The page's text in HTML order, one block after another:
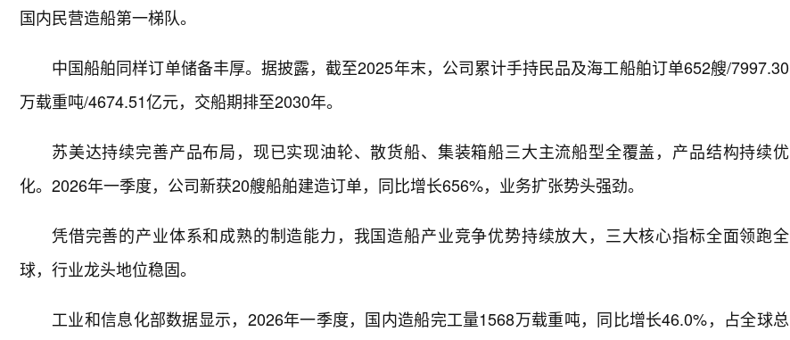
国内民营造船第一梯队。
中国船舶同样订单储备丰厚。据披露，截至2025年末，公司累计手持民品及海工船舶订单652艘/7997.30
万载重吨/4674.51亿元，交船期排至2030年。
苏美达持续完善产品布局，现已实现油轮、散货船、集装箱船三大主流船型全覆盖，产品结构持续优
化。2026年一季度，公司新获20艘船舶建造订单，同比增长656%，业务扩张势头强劲。
凭借完善的产业体系和成熟的制造能力，我国造船产业竞争优势持续放大，三大核心指标全面领跑全
球，行业龙头地位稳固。
工业和信息化部数据显示，2026年一季度，国内造船完工量1568万载重吨，同比增长46.0%，占全球总